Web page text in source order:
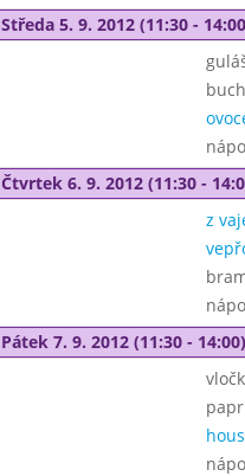
Středa 5. 9. 2012 (11:30 -
Čtvrtek 6. 9. 2012 (11:30 -
z
Pátek 7. 9. 2012 (11:30 - 14:00)